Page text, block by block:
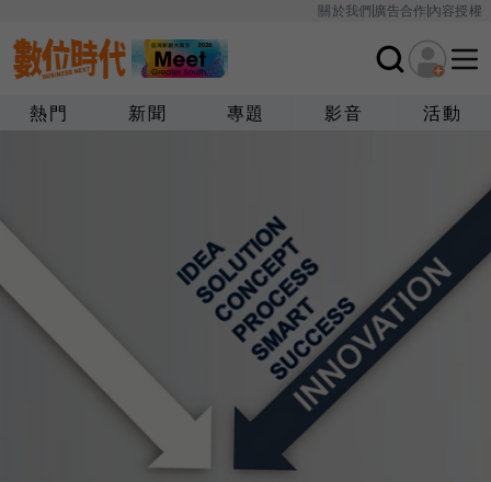
關於我們廣告合作內容授權
熱門 新聞 專題 影音 活動